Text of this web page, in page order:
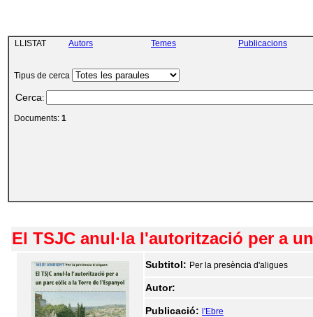
LLISTAT Autors Temes Publicacions
Tipus de cerca
Cerca:
Documents: 1
El TSJC anul·la l'autorització per a
Subtitol: Per la presència d'aligues
Autor:
Publicació: l'Ebre